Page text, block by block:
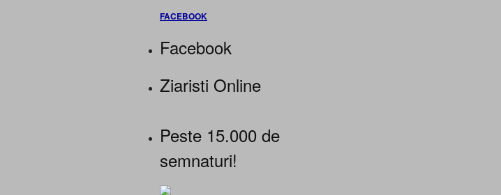
FACEBOOK
Facebook
Ziaristi Online
Peste 15.000 de
semnaturi!